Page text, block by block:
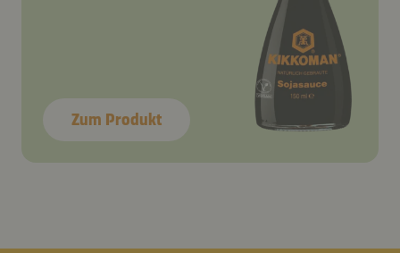
Zum Produkt